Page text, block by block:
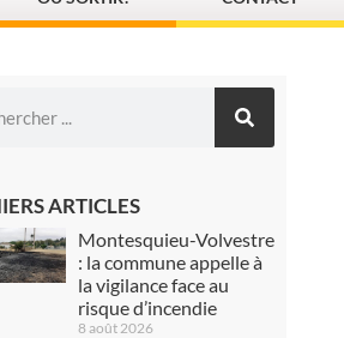
ARTICLES
Montesquieu-Volvestre
: la commune appelle à
la vigilance face au
risque d’incendie
8 août 2026